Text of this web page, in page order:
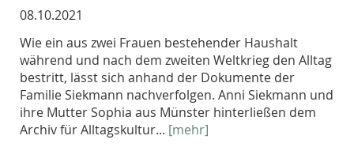
08.10.2021
Wie ein aus zwei Frauen bestehender Haushalt
während und nach dem zweiten Weltkrieg den Alltag
bestritt, lässt sich anhand der Dokumente der
Familie Siekmann nachverfolgen. Anni Siekmann und
ihre Mutter Sophia aus Münster hinterließen dem
Archiv für Alltagskultur... [mehr]